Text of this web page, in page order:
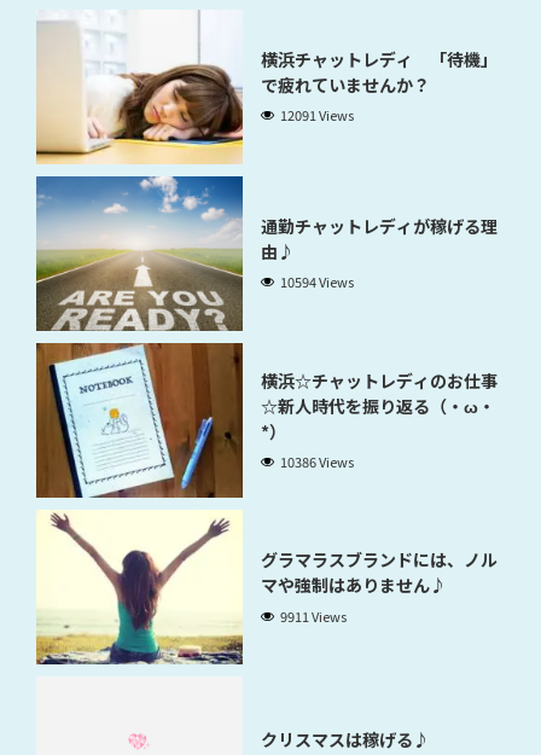
横浜チャットレディ 「待機」
で疲れていませんか？
12091 Views
通勤チャットレディが稼げる理
由♪
10594 Views
横浜☆チャットレディのお仕事
☆新人時代を振り返る（・ω・
*）
10386 Views
グラマラスブランドには、ノル
マや強制はありません♪
9911 Views
クリスマスは稼げる♪